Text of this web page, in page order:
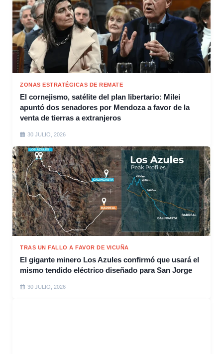
ZONAS ESTRATÉGICAS DE REMATE
El cornejismo, satélite del plan libertario: Milei
apuntó dos senadores por Mendoza a favor de la
venta de tierras a extranjeros
30 JULIO, 2026
TRAS UN FALLO A FAVOR DE VICUÑA
El gigante minero Los Azules confirmó que usará el
mismo tendido eléctrico diseñado para San Jorge
30 JULIO, 2026